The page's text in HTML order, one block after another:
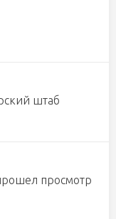
штаб
просмотр